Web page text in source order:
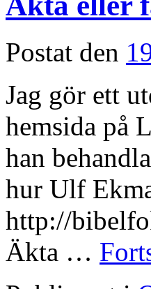
Postat den
Jag gör ett
hemsida på
han
hur Ulf
http://
Äkta …